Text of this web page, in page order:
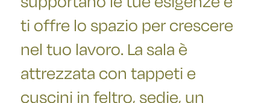
ti offre lo spazio per crescere
nel tuo lavoro. La sala è
attrezzata con tappeti e
cuscini in feltro, sedie, un